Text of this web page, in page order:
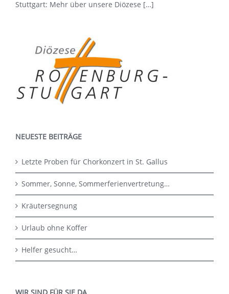
Stuttgart: Mehr über unsere Diözese […]
NEUESTE BEITRÄGE
Letzte Proben für Chorkonzert in St. Gallus
Sommer, Sonne, Sommerferienvertretung…
Kräutersegnung
Urlaub ohne Koffer
Helfer gesucht…